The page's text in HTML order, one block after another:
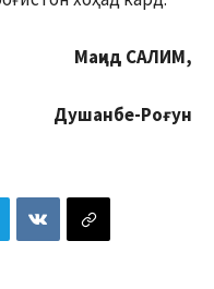
Маҷид САЛИМ,
Душанбе-Роғун